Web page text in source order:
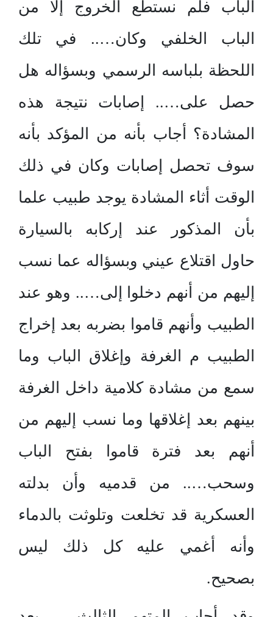
الباب فلم نستطع الخروج إلا من
الباب الخلفي وكان….. في تلك
اللحظة بلباسه الرسمي وبسؤاله هل
حصل على….. إصابات نتيجة هذه
المشادة؟ أجاب بأنه من المؤكد بأنه
سوف تحصل إصابات وكان في ذلك
الوقت أثاء المشادة يوجد طبيب علما
بأن المذكور عند إركابه بالسيارة
حاول اقتلاع عيني وبسؤاله عما نسب
إليهم من أنهم دخلوا إلى….. وهو عند
الطبيب وأنهم قاموا بضربه بعد إخراج
الطبيب م الغرفة وإغلاق الباب وما
سمع من مشادة كلامية داخل الغرفة
بينهم بعد إغلاقها وما نسب إليهم من
أنهم بعد فترة قاموا بفتح الباب
وسحب….. من قدميه وأن بدلته
العسكرية قد تخلعت وتلوثت بالدماء
وأنه أغمي عليه كل ذلك ليس
بصحيح.